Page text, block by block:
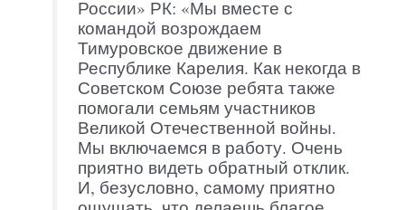
России» РК: «Мы вместе с
командой возрождаем
Тимуровское движение в
Республике Карелия. Как некогда в
Советском Союзе ребята также
помогали семьям участников
Великой Отечественной войны.
Мы включаемся в работу. Очень
приятно видеть обратный отклик.
И, безусловно, самому приятно